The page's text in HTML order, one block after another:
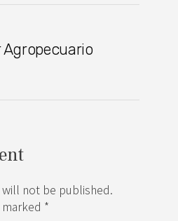
Agropecuario
not be published.
*